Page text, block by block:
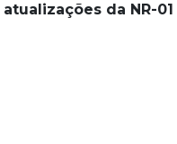
atualizações da NR-01